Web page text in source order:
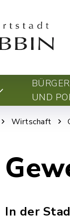
UND
Wirtschaft
In der